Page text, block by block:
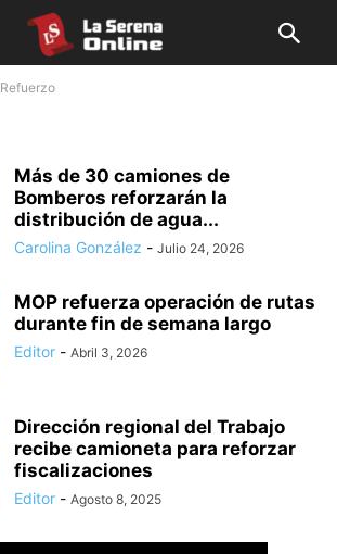
Refuerzo
Más de 30 camiones de
Bomberos reforzarán la
distribución de agua...
Carolina González - Julio 24, 2026
MOP refuerza operación de rutas
durante fin de semana largo
Editor - Abril 3, 2026
Dirección regional del Trabajo
recibe camioneta para reforzar
fiscalizaciones
Editor - Agosto 8, 2025